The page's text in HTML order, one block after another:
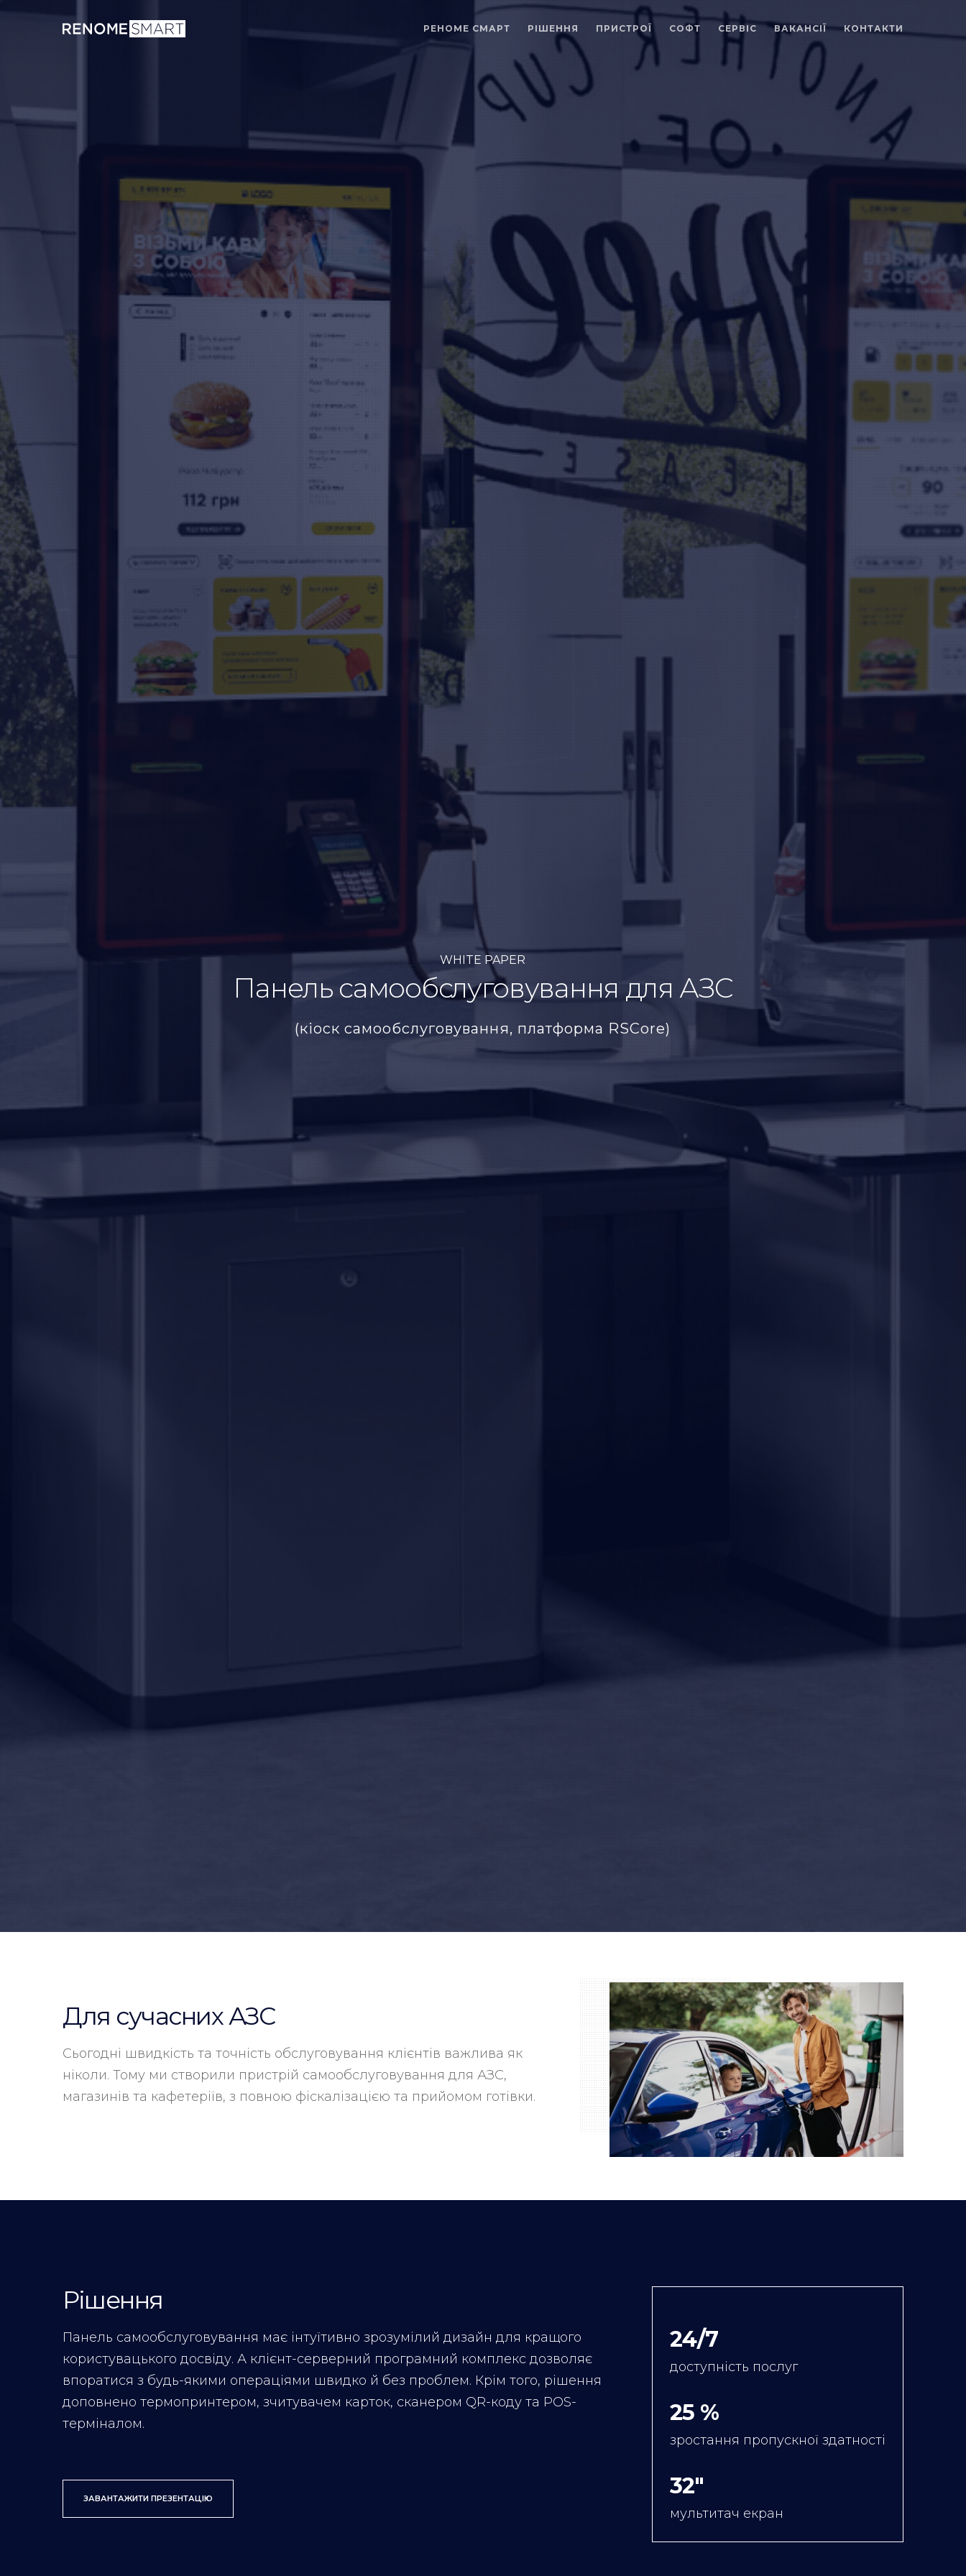
РЕНОМЕ СМАРТ РІШЕННЯ ПРИСТРОЇ СОФТ СЕРВІС ВАКАНСІЇ КОНТАКТИ
WHITE PAPER
Панель самообслуговування для АЗС
(кіоск самообслуговування, платформа RSCore)
Для сучасних АЗС
Сьогодні швидкість та точність обслуговування клієнтів важлива як
ніколи. Тому ми створили пристрій самообслуговування для АЗС,
магазинів та кафетеріїв, з повною фіскалізацією та прийомом готівки.
Рішення
Панель самообслуговування має інтуїтивно зрозумілий дизайн для кращого
користувацького досвіду. А клієнт-серверний програмний комплекс дозволяє
впоратися з будь-якими операціями швидко й без проблем. Крім того, рішення
доповнено термопринтером, зчитувачем карток, сканером QR-коду та POS-
терміналом.
ЗАВАНТАЖИТИ ПРЕЗЕНТАЦІЮ
24/7
доступність послуг
25 %
зростання пропускної здатності
32″
мультитач екран